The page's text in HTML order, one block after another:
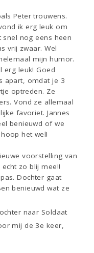
Peter trouwens.
ik erg leuk om
nog eens heen
vrij zwaar. Wel
mijn humor.
erg leuk! Goed
apart, omdat je 3
optreden. Ze
Vond ze allemaal
favoriet. Jannes
benieuwd of we
het wel!
voorstelling van
zo blij mee!!
Dochter gaat
benieuwd wat ze
naar Soldaat
mij de 3e keer,